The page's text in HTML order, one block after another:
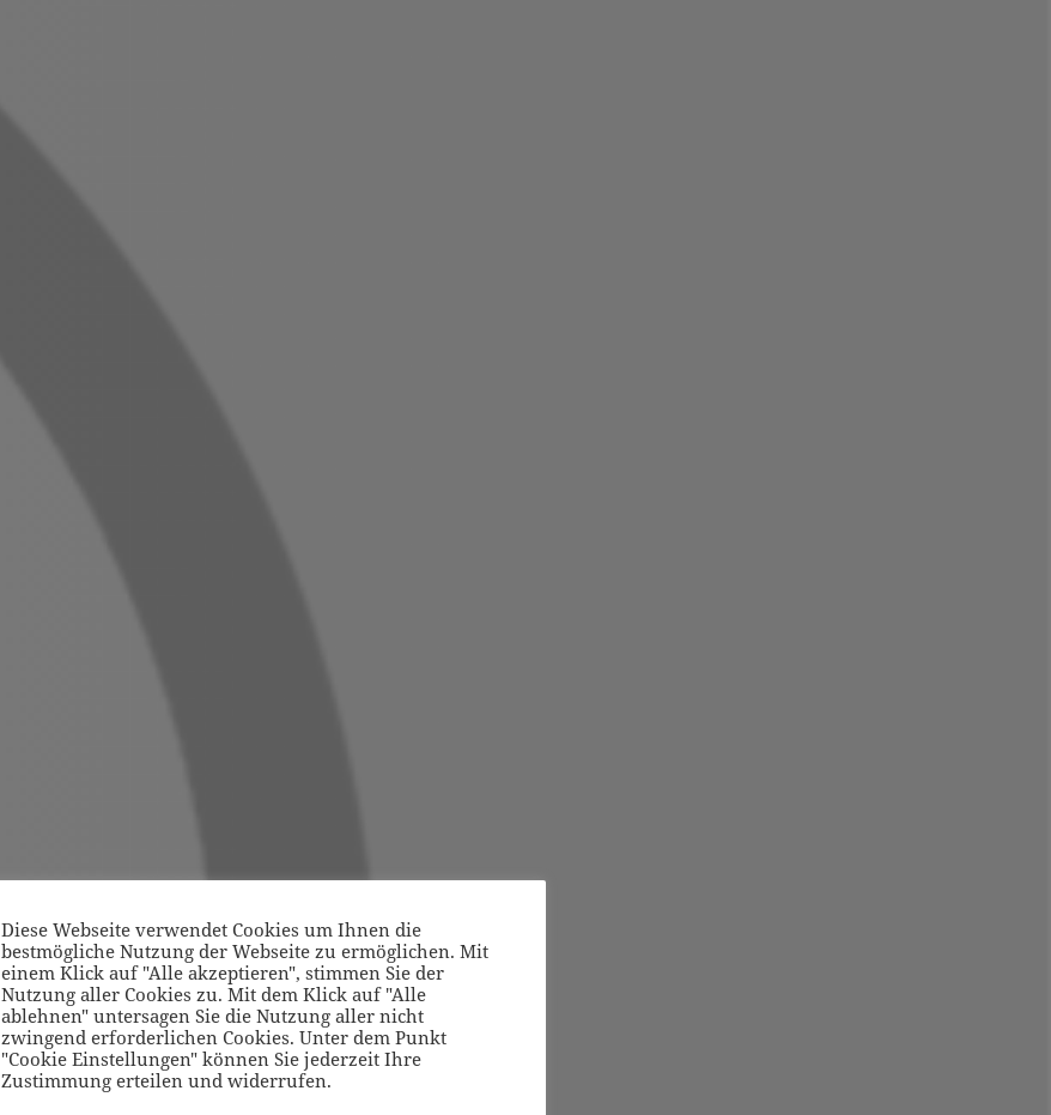
Diese Webseite verwendet Cookies um Ihnen die
bestmögliche Nutzung der Webseite zu ermöglichen. Mit
einem Klick auf "Alle akzeptieren", stimmen Sie der
Nutzung aller Cookies zu. Mit dem Klick auf "Alle
ablehnen" untersagen Sie die Nutzung aller nicht
zwingend erforderlichen Cookies. Unter dem Punkt
"Cookie Einstellungen" können Sie jederzeit Ihre
Zustimmung erteilen und widerrufen.